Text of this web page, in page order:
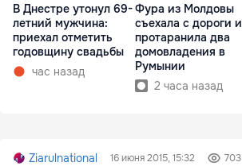
В Днестре утонул 69-
летний мужчина:
приехал отметить
годовщину свадьбы
час назад
Фура из Молдовы
съехала с дороги и
протаранила два
домовладения в
Румынии
2 часа назад
Ziarulnational 16 июня 2015, 15:32 703